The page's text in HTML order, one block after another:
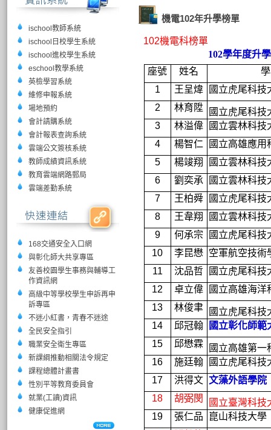
ischool教師系統
ischool日校學生系統
ischool進校學生系統
eschool教學系統
英檢學習系統
維修申報系統
場地預約
會計請購系統
會計報表查詢系統
雲端公文簽核系統
教師成績資訊系統
教育雲端網路郵局
雲端差勤系統
168交通安全入口網
與彰化師大共享專區
友善校園學生事務與輔導工
作資訊網
高級中等學校學生申訴再申
訴專區
不迷小紅書，青春不迷途
全民安全指引
職業安全衛生專區
新課綱推動相關法令規定
課程總體計畫書
性別平等教育委員會
就業(工讀)資訊
健康促進網
機電102年升學榜單
102機電科榜單
102學年度升
座號
姓名
1
王呈煒
國立虎尾科技
2
林育陞
國立虎尾科技
3
林溢偉
國立雲林科技
4
楊智仁
國立高雄應用
5
楊竣翔
國立雲林科技
6
劉奕承
國立雲林科技
7
王柏舜
國立虎尾科技
8
王韋翔
國立雲林科技
9
何承宗
國立虎尾科技
10
李昆懋 空軍航空技術
11
沈品哲
國立虎尾科技
12
卓立偉
國立高雄海洋
13
林俊聿
國立虎尾科技
14
邱冠翰
國立彰化師範
15
邱懋霖
國立高雄第一
16
施廷翰
國立虎尾科技
17
洪得文 文藻外語學院
18
胡弼閔
國立臺灣科技
19
張仁品
崑山科技大學